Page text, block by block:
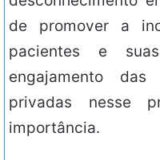
de promover a
pacientes e
engajamento
privadas nesse
importância.